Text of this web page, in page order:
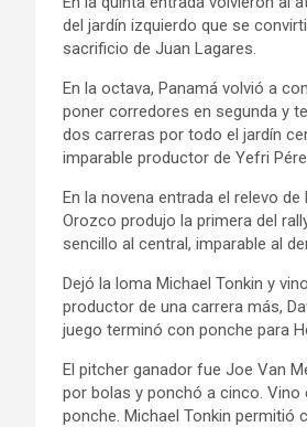
del jardín izquierdo que se
sacrificio de Juan Lagares.
En la octava, Panamá volvió a
poner corredores en segunda y
dos carreras por todo el jardín
imparable productor de Yefri
En la novena entrada el relevo
Orozco produjo la primera del
sencillo al central, imparable al
Dejó la loma Michael Tonkin y
productor de una carrera más,
juego terminó con ponche para
El pitcher ganador fue Joe Van
por bolas y ponchó a cinco. Vino
ponche. Michael Tonkin permitió